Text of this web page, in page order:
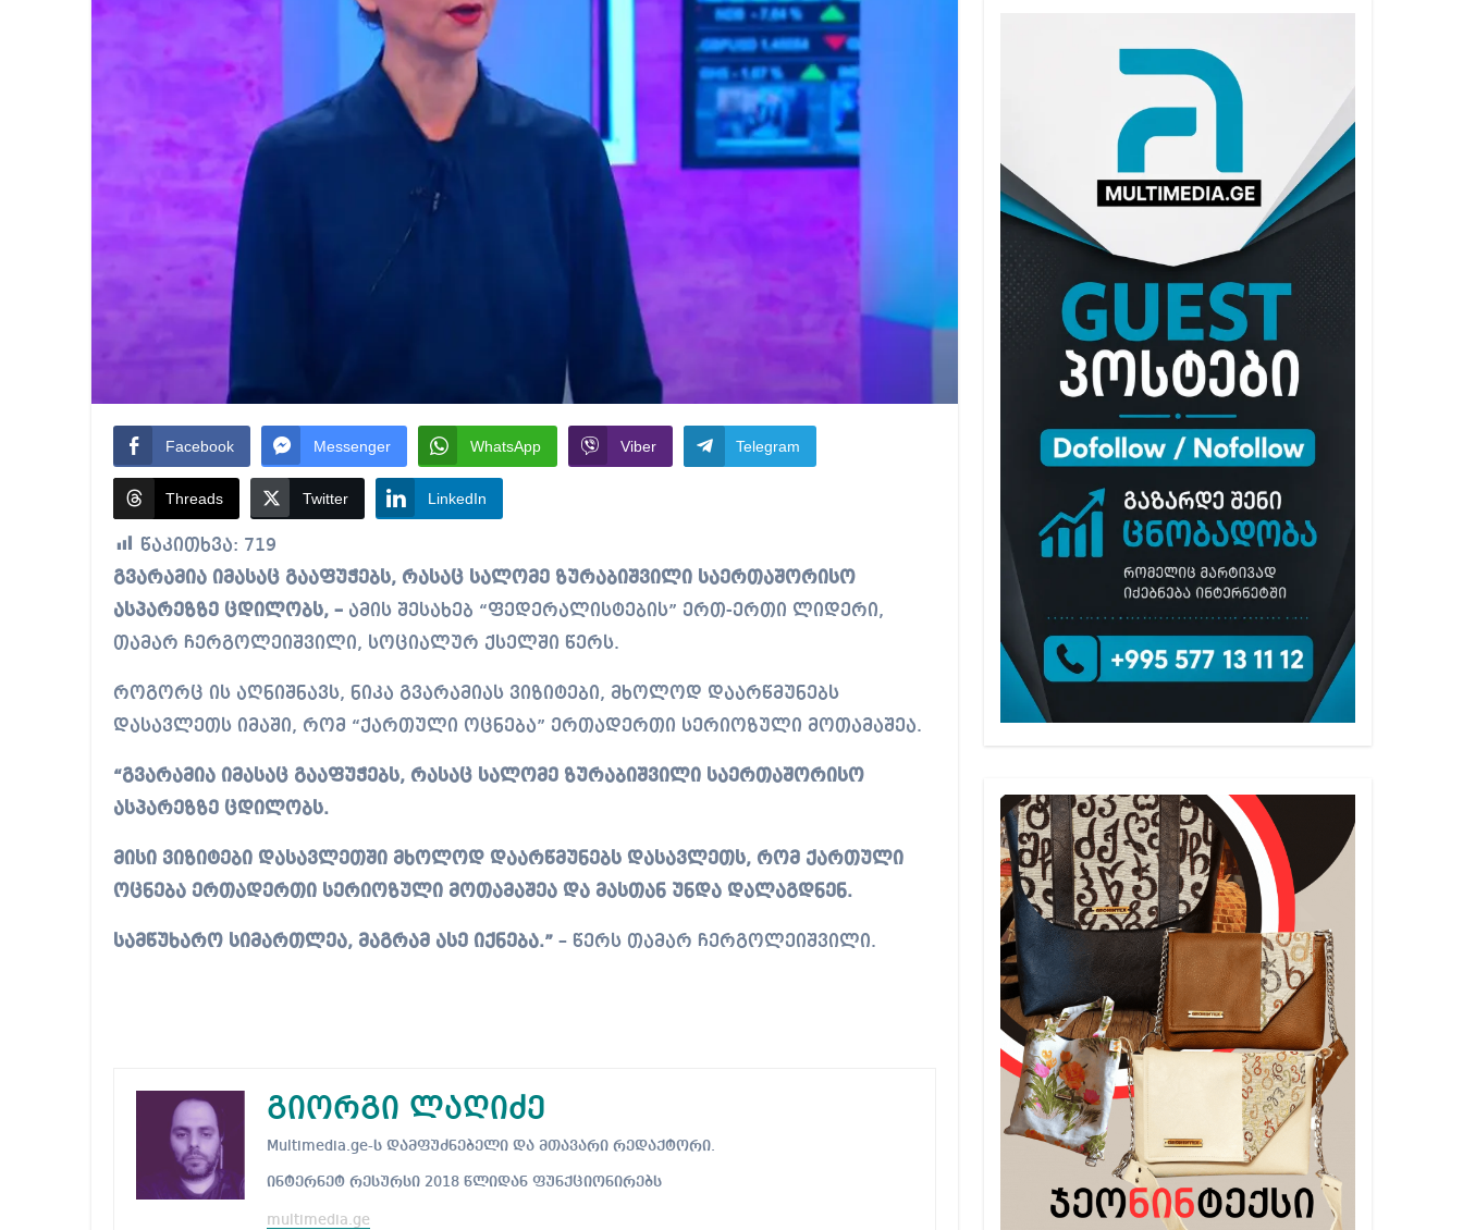
Facebook Messenger WhatsApp Viber Telegram
Threads Twitter LinkedIn
წაკითხვა: 719
გვარამია იმასაც გააფუჭებს, რასაც სალომე ზურაბიშვილი საერთაშორისო
ასპარეზზე ცდილობს, – ამის შესახებ “ფედერალისტების” ერთ-ერთი ლიდერი,
თამარ ჩერგოლეიშვილი, სოციალურ ქსელში წერს.
როგორც ის აღნიშნავს, ნიკა გვარამიას ვიზიტები, მხოლოდ დაარწმუნებს
დასავლეთს იმაში, რომ “ქართული ოცნება” ერთადერთი სერიოზული მოთამაშეა.
“გვარამია იმასაც გააფუჭებს, რასაც სალომე ზურაბიშვილი საერთაშორისო
ასპარეზზე ცდილობს.
მისი ვიზიტები დასავლეთში მხოლოდ დაარწმუნებს დასავლეთს, რომ ქართული
ოცნება ერთადერთი სერიოზული მოთამაშეა და მასთან უნდა დალაგდნენ.
სამწუხარო სიმართლეა, მაგრამ ასე იქნება.” – წერს თამარ ჩერგოლეიშვილი.
გიორგი ლაღიძე
Multimedia.ge-ს დამფუძნებელი და მთავარი რედაქტორი.
ინტერნეტ რესურსი 2018 წლიდან ფუნქციონირებს
multimedia.ge